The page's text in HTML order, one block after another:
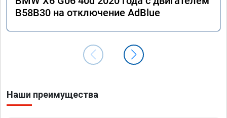
B58B30 на отключение AdBlue
Наши преимущества